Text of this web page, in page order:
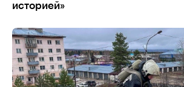
историей»